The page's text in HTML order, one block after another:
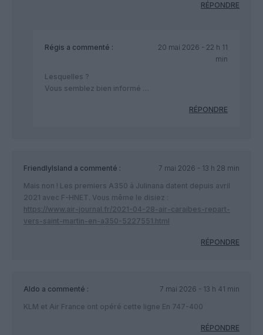
RÉPONDRE
Régis a commenté :
20 mai 2026 - 22 h 11
min
Lesquelles ?
Vous semblez bien informé …
RÉPONDRE
FriendlyIsland a commenté :
7 mai 2026 - 13 h 28 min
Mais non ! Les premiers A350 à Julinana datent depuis avril
2021 avec F-HNET. Vous même le disiez :
https://www.air-journal.fr/2021-04-28-air-caraibes-repart-
vers-saint-martin-en-a350-5227551.html
RÉPONDRE
Aldo a commenté :
7 mai 2026 - 13 h 41 min
KLM et Air France ont opéré cette ligne En 747-400
RÉPONDRE